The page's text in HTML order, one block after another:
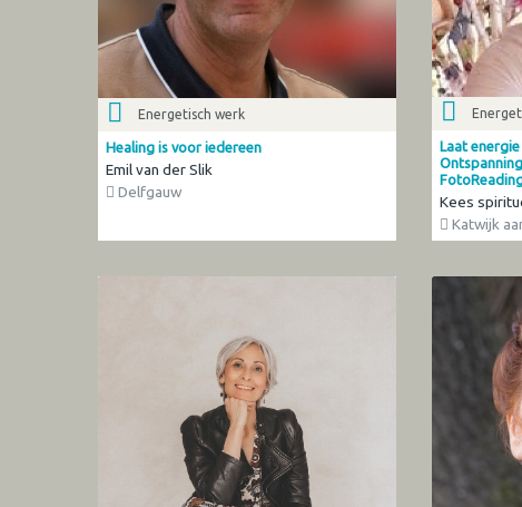
Energetisch werk
Healing is voor iedereen
Emil van der Slik
Delfgauw
Laat
Kees
Katwijk